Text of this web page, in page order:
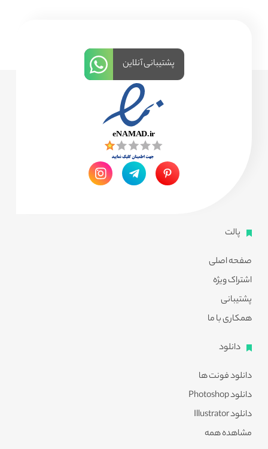
پالت
صفحه اصلی
اشتراک ویژه
پشتیبانی
همکاری با ما
دانلود
دانلود فونت ها
دانلود Photoshop
دانلود Illustrator
مشاهده همه
پشتیبانی آنلاین